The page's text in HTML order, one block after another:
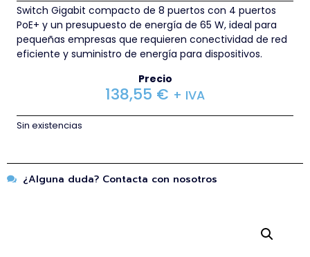
Switch Gigabit compacto de 8 puertos con 4 puertos
PoE+ y un presupuesto de energía de 65 W, ideal para
pequeñas empresas que requieren conectividad de red
eficiente y suministro de energía para dispositivos.
Precio
138,55 € + IVA
Sin existencias
¿Alguna duda? Contacta con nosotros